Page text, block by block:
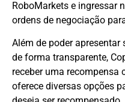
RoboMarkets e ingressar
ordens de negociação
Além de poder
de forma transparente,
receber uma recompensa
oferece diversas opções